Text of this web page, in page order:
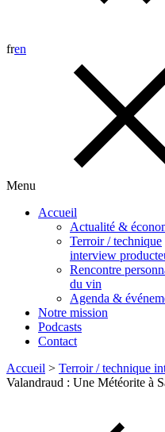
fren
Menu
Accueil
Actualité &
Terroir / technique
interview
Rencontre
du vin
Agenda &
Notre mission
Podcasts
Contact
Accueil > Terroir / technique
Valandraud : Une Météorite à